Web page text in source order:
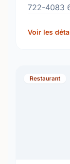
722-4083
207
Voir les
Restaurant